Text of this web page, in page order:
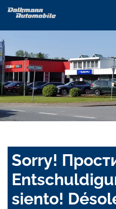
Sorry!
siento!